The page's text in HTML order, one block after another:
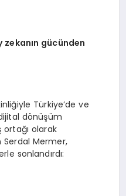
gücünden
Türkiye’de ve
dönüşüm
ortağı olarak
Serdal Mermer,
sonlandırdı: